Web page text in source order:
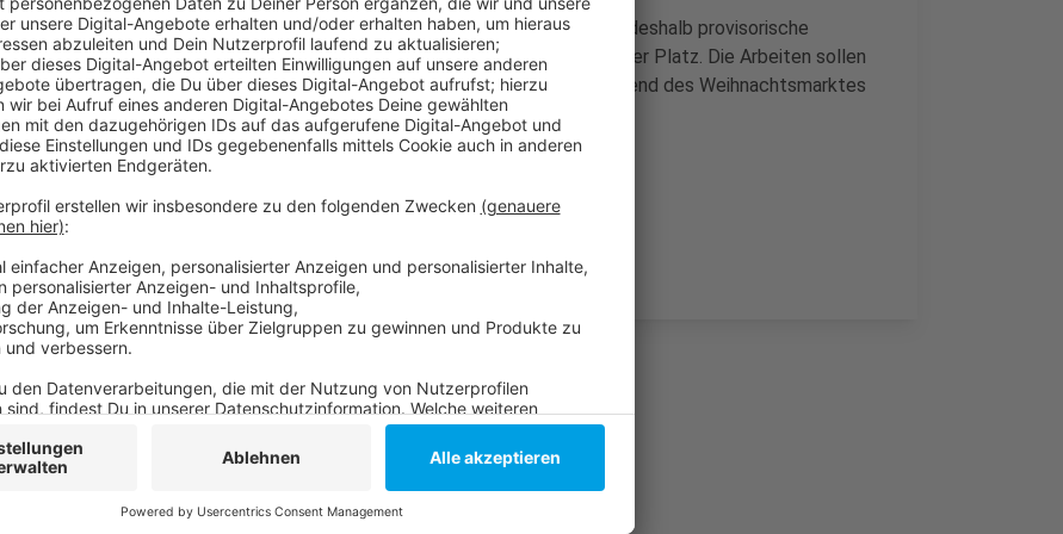
Gearbeitet wird zunächst in der Mitte der Straße. Für Autos sind deshalb provisorische
Fahrbahnen eingerichtet worden; deshalb haben Fußgänger weniger Platz. Die Arbeiten sollen
voraussichtlich Anfang April kommenden Jahres fertig sein. Während des Weihnachtsmarktes
ruhen die Arbeiten in diesem Bereich.
Anzeige